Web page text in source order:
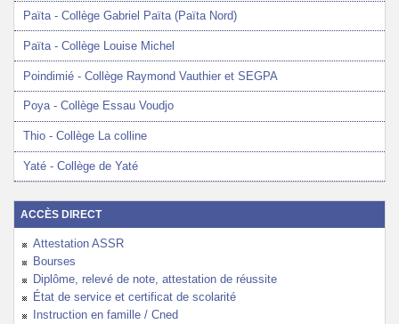
Païta - Collège Gabriel Païta (Païta Nord)
Païta - Collège Louise Michel
Poindimié - Collège Raymond Vauthier et SEGPA
Poya - Collège Essau Voudjo
Thio - Collège La colline
Yaté - Collège de Yaté
ACCÈS DIRECT
Attestation ASSR
Bourses
Diplôme, relevé de note, attestation de réussite
État de service et certificat de scolarité
Instruction en famille / Cned